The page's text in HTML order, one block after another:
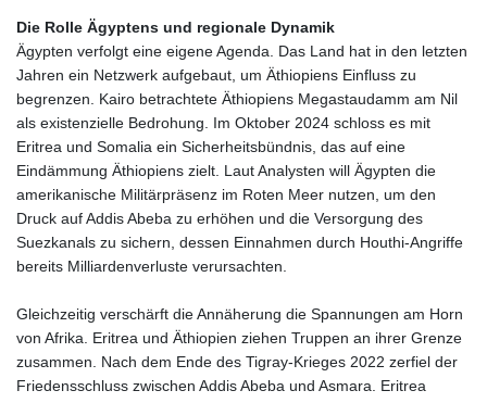
1627.712241
KWD 0.356853
KYD 0.963346
KZT 541.784389
LAK
26108.437325
LBP
103531.946431
LKR 387.745291
LRD 209.896866
LSL 18.648909
LVL 0.699335
LYD 7.358849
MAD 10.757887
MDL 20.102303
Die Rolle Ägyptens und regionale Dynamik
Ägypten verfolgt eine eigene Agenda. Das Land hat in den letzten
Jahren ein Netzwerk aufgebaut, um Äthiopiens Einfluss zu
begrenzen. Kairo betrachtete Äthiopiens Megastaudamm am Nil
als existenzielle Bedrohung. Im Oktober 2024 schloss es mit
Eritrea und Somalia ein Sicherheitsbündnis, das auf eine
Eindämmung Äthiopiens zielt. Laut Analysten will Ägypten die
amerikanische Militärpräsenz im Roten Meer nutzen, um den
Druck auf Addis Abeba zu erhöhen und die Versorgung des
Suezkanals zu sichern, dessen Einnahmen durch Houthi‑Angriffe
bereits Milliardenverluste verursachten.
Gleichzeitig verschärft die Annäherung die Spannungen am Horn
von Afrika. Eritrea und Äthiopien ziehen Truppen an ihrer Grenze
zusammen. Nach dem Ende des Tigray‑Krieges 2022 zerfiel der
Friedensschluss zwischen Addis Abeba und Asmara. Eritrea